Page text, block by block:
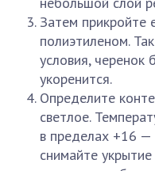
Затем прикройте
полиэтиленом.
условия, черенок
укоренится.
Определите
светлое.
в пределах +16 —
снимайте